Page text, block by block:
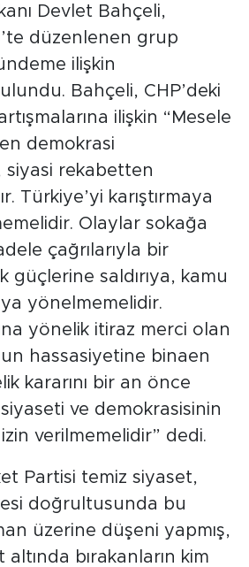
Devlet Bahçeli,
düzenlenen grup
ilişkin
Bahçeli, CHP’deki
ilişkin “Mesele
demokrasi
rekabetten
Türkiye’yi karıştırmaya
Olaylar sokağa
çağrılarıyla bir
güçlerine saldırıya, kamu
yönelmemelidir.
yönelik itiraz merci olan
hassasiyetine binaen
kararını bir an önce
ve demokrasisinin
izin verilmemelidir” dedi.
Partisi temiz siyaset,
doğrultusunda bu
üzerine düşeni yapmış,
bırakanların kim